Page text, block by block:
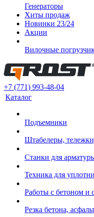
Генераторы
Хиты продаж
Новинки 23/24
Акции
Вилочные
+7 (771) 993-48-04
Каталог
Подъемники
Штабелеры,
Станки для
Техника для
Работы с бетоном и
Резка бетона,